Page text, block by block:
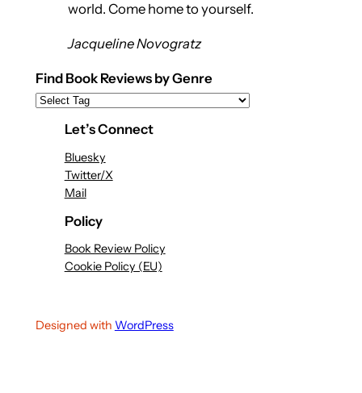
world. Come home to yourself.
Jacqueline Novogratz
Find Book Reviews by Genre
Let’s Connect
Bluesky
Twitter/X
Mail
Policy
Book Review Policy
Cookie Policy (EU)
Designed with WordPress